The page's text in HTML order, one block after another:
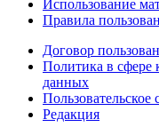
Использование
Правила
Договор
Политика в сфере
данных
Пользовательское
Редакция